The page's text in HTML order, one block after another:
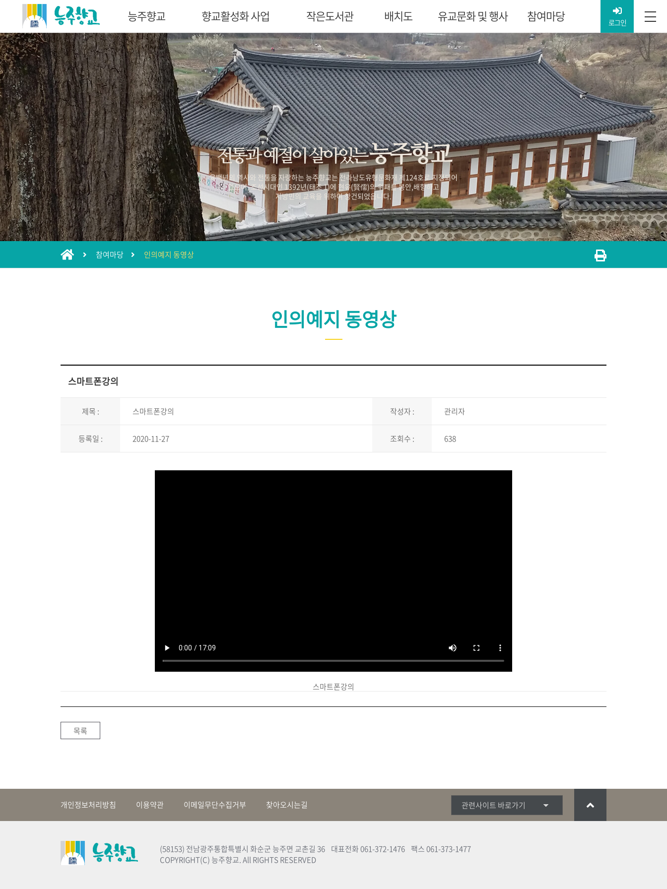
능주향교 향교활성화 사업 작은도서관 배치도 유교문화 및 행사 참여마당 로그인
전통과 예절이 살아있는능주향교
육백년의 역사와 전통을 자랑하는 능주향교는 전라남도유형문화재 제124호로 지정되어
있으며, 조선시대인 1392년(태조 1)에 현유(賢儒)의 위패를 봉안,배향하고
지방민의 교육을 위하여 창건되었읍니다.
참여마당 인의예지 동영상
인의예지 동영상
스마트폰강의
제목 : 스마트폰강의 작성자 : 관리자
등록일 : 2020-11-27 조회수 : 638
스마트폰강의
목록
개인정보처리방침 이용약관 이메일무단수집거부 찾아오시는길 관련사이트 바로가기
(58153) 전남광주통합특별시 화순군 능주면 교촌길 36 대표전화 061-372-1476 팩스 061-373-1477
COPYRIGHT(C) 능주향교. All RIGHTS RESERVED